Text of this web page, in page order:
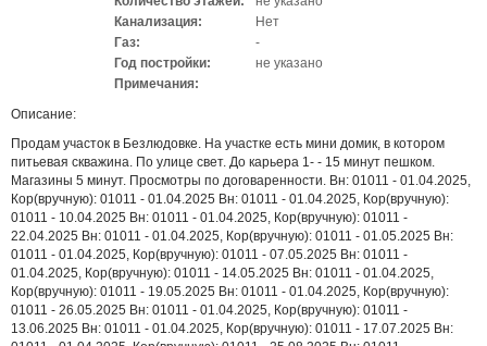
Канализация:
Нет
Газ:
-
Год постройки:
не указано
Примечания:
Описание:
Продам участок в Безлюдовке. На участке есть мини домик, в котором
питьевая скважина. По улице свет. До карьера 1- - 15 минут пешком.
Магазины 5 минут. Просмотры по договаренности. Вн: 01011 - 01.04.2025,
Кор(вручную): 01011 - 01.04.2025 Вн: 01011 - 01.04.2025, Кор(вручную):
01011 - 10.04.2025 Вн: 01011 - 01.04.2025, Кор(вручную): 01011 -
22.04.2025 Вн: 01011 - 01.04.2025, Кор(вручную): 01011 - 01.05.2025 Вн:
01011 - 01.04.2025, Кор(вручную): 01011 - 07.05.2025 Вн: 01011 -
01.04.2025, Кор(вручную): 01011 - 14.05.2025 Вн: 01011 - 01.04.2025,
Кор(вручную): 01011 - 19.05.2025 Вн: 01011 - 01.04.2025, Кор(вручную):
01011 - 26.05.2025 Вн: 01011 - 01.04.2025, Кор(вручную): 01011 -
13.06.2025 Вн: 01011 - 01.04.2025, Кор(вручную): 01011 - 17.07.2025 Вн: